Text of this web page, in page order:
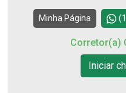
18:00
Minha Página
Corretor(a)
Iniciar